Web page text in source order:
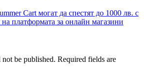
Cart могат да спестят до 1000 лв. с
платформата за онлайн магазини
be published. Required fields are